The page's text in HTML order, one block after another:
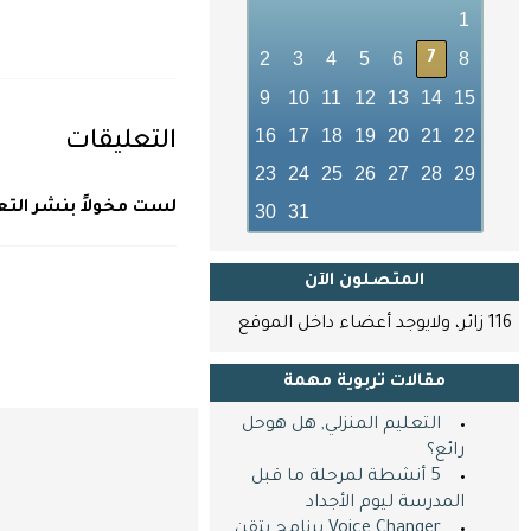
1
2
3 4 5 6 7
8
9
10 11 12 13 14
15
16
17 18 19 20 21
22
23
24 25 26 27 28
29
30
31
المتصلون اﻵن
116 زائر، ولايوجد أعضاء داخل الموقع
مقالات تربوية مهمة
التعليم المنزلي, هل هوحل
رائع؟
5 أنشطة لمرحلة ما قبل
المدرسة ليوم الأجداد
التعليقات
لست مخولاً بنشر